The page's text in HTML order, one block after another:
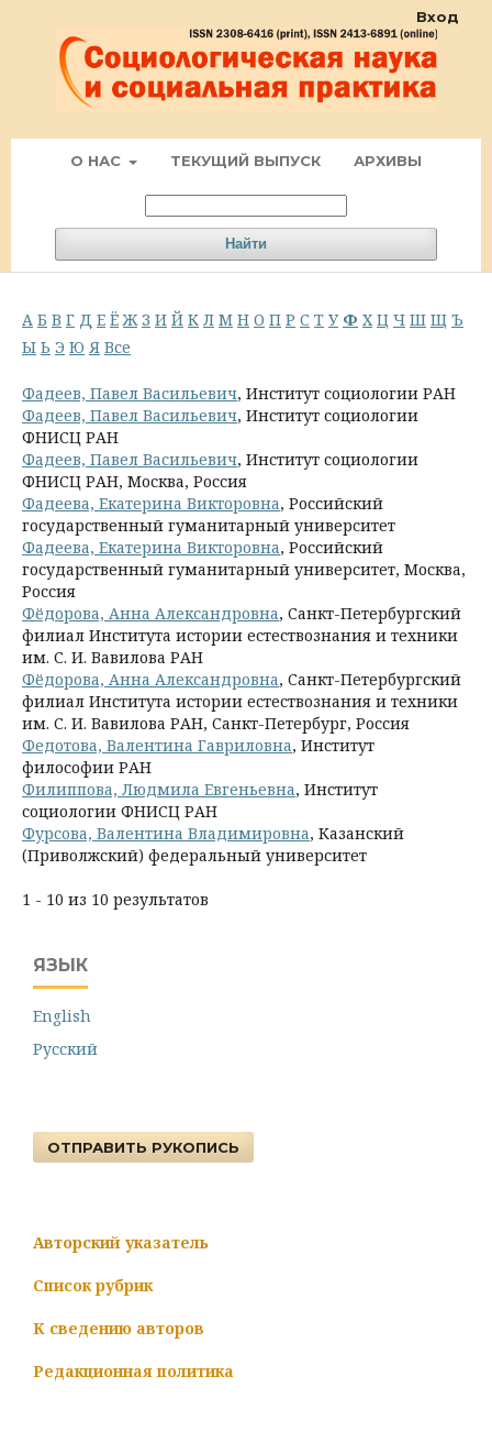
О НАС ТЕКУЩИЙ ВЫПУСК АРХИВЫ
Найти
Вход
А Б В Г Д Е Ё Ж З И Й К Л М Н О П Р С Т У Ф Х Ц Ч Ш Щ Ъ
Ы Ь Э Ю Я Все
Фадеев, Павел Васильевич, Институт социологии РАН
Фадеев, Павел Васильевич, Институт социологии
ФНИСЦ РАН
Фадеев, Павел Васильевич, Институт социологии
ФНИСЦ РАН, Москва, Россия
Фадеева, Екатерина Викторовна, Российский
государственный гуманитарный университет
Фадеева, Екатерина Викторовна, Российский
государственный гуманитарный университет, Москва,
Россия
Фёдорова, Анна Александровна, Cанкт-Петербургский
филиал Института истории естествознания и техники
им. С. И. Вавилова РАН
Фёдорова, Анна Александровна, Cанкт-Петербургский
филиал Института истории естествознания и техники
им. С. И. Вавилова РАН, Санкт-Петербург, Россия
Федотова, Валентина Гавриловна, Институт
философии РАН
Филиппова, Людмила Евгеньевна, Институт
социологии ФНИСЦ РАН
Фурсова, Валентина Владимировна, Казанский
(Приволжский) федеральный университет
1 - 10 из 10 результатов
ЯЗЫК
English
Русский
ОТПРАВИТЬ РУКОПИСЬ
Авторский указатель
Список рубрик
К сведению авторов
Редакционная политика